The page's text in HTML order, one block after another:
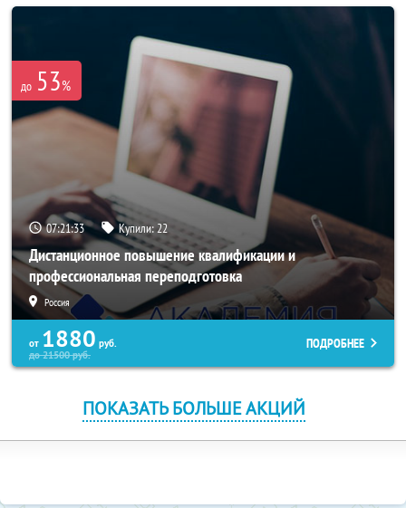
до 53%
07:21:32 Купили:22
Дистанционное повышение квалификации и
профессиональная переподготовка
Россия
от 1880 руб.
до21500руб.
ПОДРОБНЕЕ
ПОКАЗАТЬ БОЛЬШЕ АКЦИЙ